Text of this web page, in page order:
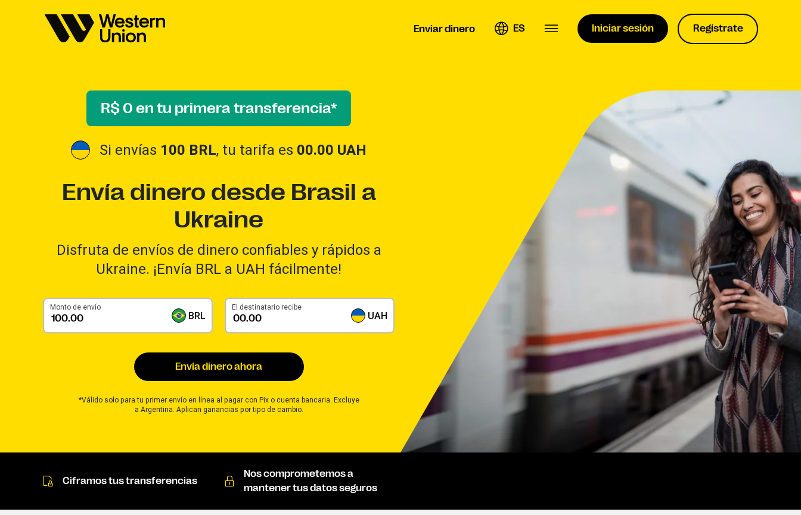
Enviar dinero ES Iniciar sesión Regístrate
R$ 0 en tu primera transferencia*
Si envías 100 BRL, tu tarifa es 00.00 UAH
Envía dinero desde Brasil a
Ukraine
Disfruta de envíos de dinero confiables y rápidos a
Ukraine. ¡Envía BRL a UAH fácilmente!
Monto de envío
BRL
El destinatario recibe
UAH
Envía dinero ahora
*Válido solo para tu primer envío en línea al pagar con Pix o cuenta bancaria. Excluye
a Argentina. Aplican ganancias por tipo de cambio.
Ciframos tus transferencias
Nos comprometemos a
mantener tus datos seguros